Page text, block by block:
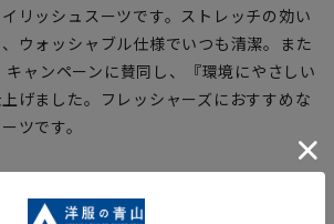
リッシュスーツです。ストレッチの効い
ウォッシャブル仕様でいつも清潔。また
ャンペーンに賛同し、『環境にやさしい
げました。フレッシャーズにおすすめな
ツです。